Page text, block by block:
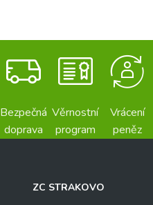
Bezpečná
doprava
Věrnostní
program
Vrácení
peněz
ZC STRAKOVO